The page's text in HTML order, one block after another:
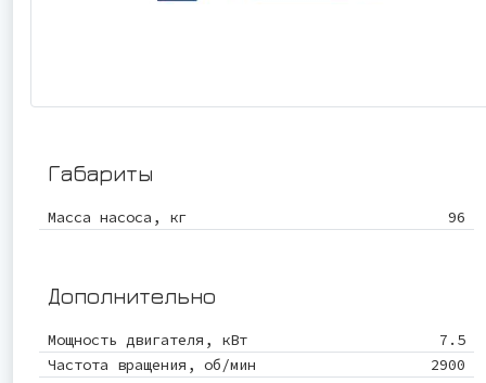
Габариты
Масса насоса, кг 96
Дополнительно
Мощность двигателя, кВт
7.5
Частота вращения, об/мин
2900